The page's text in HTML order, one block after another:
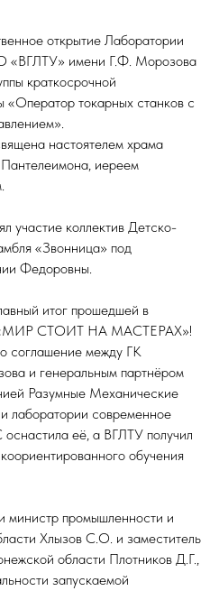
открытие Лаборатории
«ВГЛТУ» имени Г.Ф. Морозова
краткосрочной
«Оператор токарных станков с
настоятелем храма
иереем
участие коллектив Детско-
«Звонница» под
Федоровны.
итог прошедшей в
«МИР СТОИТ НА МАСТЕРАХ»!
соглашение между ГК
и генеральным партнёром
Разумные Механические
лаборатории современное
её, а ВГЛТУ получил
обучения
министр промышленности и
Хлызов С.О. и заместитель
области Плотников Д.Г.,
запускаемой